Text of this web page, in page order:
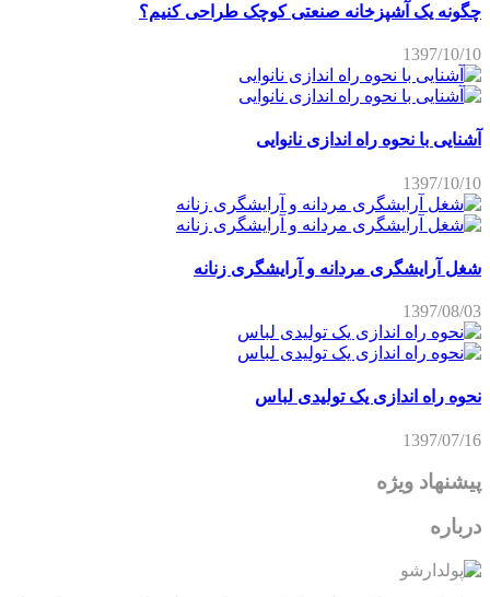
چگونه یک آشپزخانه صنعتی کوچک طراحی کنیم؟
1397/10/10
آشنایی با نحوه راه اندازی نانوایی
1397/10/10
شغل آرایشگری مردانه و آرایشگری زنانه
1397/08/03
نحوه راه اندازی یک تولیدی لباس
1397/07/16
پیشنهاد ویژه
درباره